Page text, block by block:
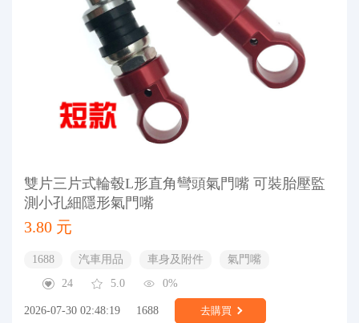
雙片三片式輪毂L形直角彎頭氣門嘴 可裝胎壓監
測小孔細隱形氣門嘴
3.80 元
1688 汽車用品 車身及附件
氣門嘴
24
5.0 0%
2026-07-30 02:48:19 1688 去購買